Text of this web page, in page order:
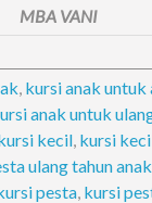
MBA VANI
, kursi anak untuk
anak untuk
kecil, kursi
ulang tahun anak
pesta, kursi